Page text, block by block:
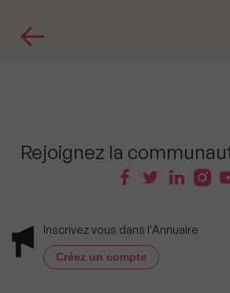
Rejoignez la
Inscrivez vous dans l'Annuaire
Créez un compte